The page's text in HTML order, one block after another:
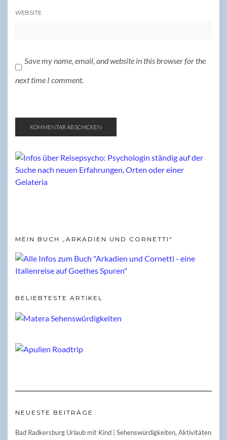
WEBSITE
Save my name, email, and website in this browser for the
next time I comment.
MEIN BUCH „ARKADIEN UND CORNETTI“
BELIEBTESTE ARTIKEL
NEUESTE BEITRÄGE
Bad Radkersburg Urlaub mit Kind | Sehenswürdigkeiten, Aktivitäten